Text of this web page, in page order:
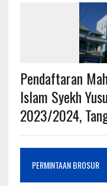
Pendaftaran
Islam Syekh
2023/2024,
PERMINTAAN BROSUR